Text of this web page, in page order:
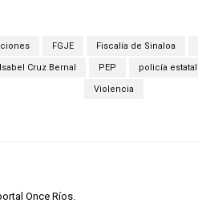
p
ar
FGJE Fiscalía de Sinaloa
Cruz Bernal PEP policía estatal
Violencia
Once Ríos.